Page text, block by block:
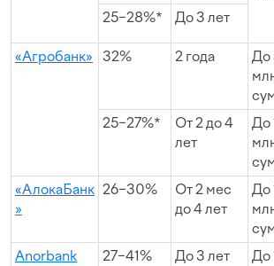
25−28%* До 3 лет
«Агробанк» 32% 2 года
До
25−27%*
От 2 до 4
лет
До
«АлокаБанк
»
26−30%
От 2 мес
до 4 лет
До
Anorbank
27−41% До 3 лет
До